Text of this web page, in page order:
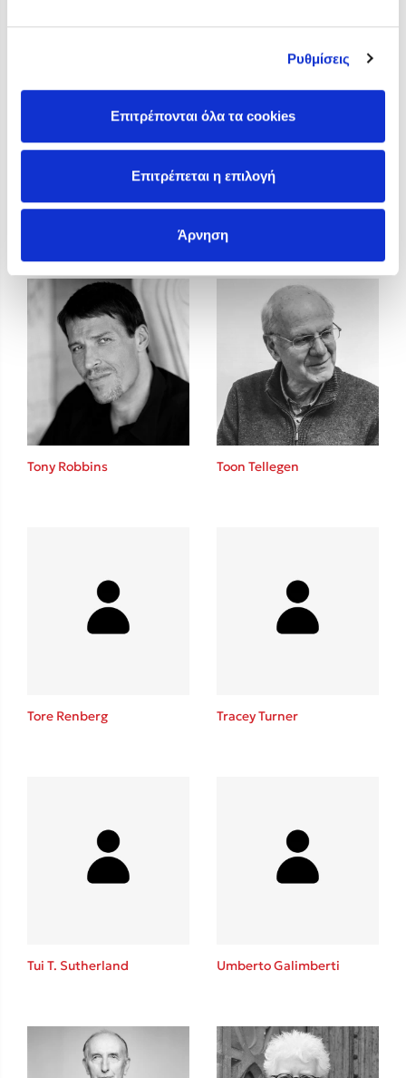
Ρυθμίσεις
Επιτρέπονται όλα τα cookies
Επιτρέπεται η επιλογή
Άρνηση
Ο Κώστας Κρομμύδας στο Παλαιοχώρι Καλαμπάκας
Ο Κώστας Κρομμύδας και η Μαρίνα Γιώτη στη Νικήτη
Ο Στέφανος Ξενάκης στη Χίο
Βιβλίου στο Πεδίον του Άρεως
Tony Robbins Toon Tellegen
Tore Renberg Tracey Turner
Tui T. Sutherland Umberto Galimberti